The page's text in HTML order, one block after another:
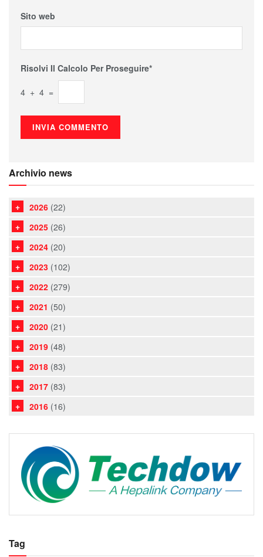
Sito web
Risolvi Il Calcolo Per Proseguire*
4 + 4 =
Archivio news
2026 (22)
2025 (26)
2024 (20)
2023 (102)
2022 (279)
2021 (50)
2020 (21)
2019 (48)
2018 (83)
2017 (83)
2016 (16)
Tag